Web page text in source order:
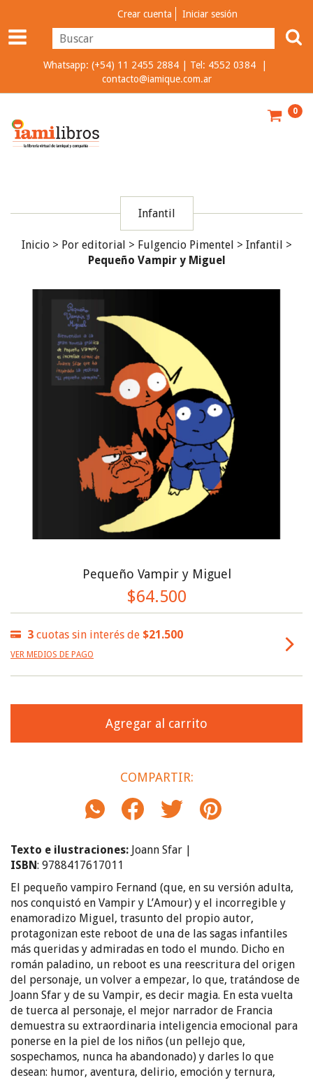
Crear cuenta Iniciar sesión
Whatsapp: (+54) 11 2455 2884 | Tel: 4552 0384 |
contacto@iamique.com.ar
0
Infantil
Inicio > Por editorial > Fulgencio Pimentel > Infantil >
Pequeño Vampir y Miguel
Pequeño Vampir y Miguel
$64.500
3 cuotas sin interés de $21.500
VER MEDIOS DE PAGO
COMPARTIR:
Texto e ilustraciones: Joann Sfar |
ISBN: 9788417617011
El pequeño vampiro Fernand (que, en su versión adulta,
nos conquistó en Vampir y L’Amour) y el incorregible y
enamoradizo Miguel, trasunto del propio autor,
protagonizan este reboot de una de las sagas infantiles
más queridas y admiradas en todo el mundo. Dicho en
román paladino, un reboot es una reescritura del origen
del personaje, un volver a empezar, lo que, tratándose de
Joann Sfar y de su Vampir, es decir magia. En esta vuelta
de tuerca al personaje, el mejor narrador de Francia
demuestra su extraordinaria inteligencia emocional para
ponerse en la piel de los niños (un pellejo que,
sospechamos, nunca ha abandonado) y darles lo que
desean: humor, aventura, delirio, emoción y ternura,